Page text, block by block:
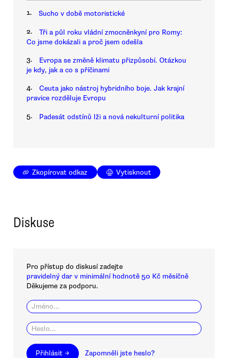
1. Sucho v době motoristické
2.
Tři a půl roku vládní zmocněnkyní pro Romy:
Co jsme dokázali a proč jsem odešla
3.
Evropa se změně klimatu přizpůsobí. Otázkou
je kdy, jak a co s příčinami
4.
Ceuta jako nástroj hybridního boje. Jak krajní
pravice rozděluje Evropu
5. Padesát odstínů lži a nová nekulturní politika
Zkopírovat odkaz Vytisknout
Diskuse
Pro přístup do diskusí zadejte
pravidelný dar v minimální hodnotě 50 Kč měsíčně
Děkujeme za podporu.
Přihlásit → Zapomněli jste heslo?